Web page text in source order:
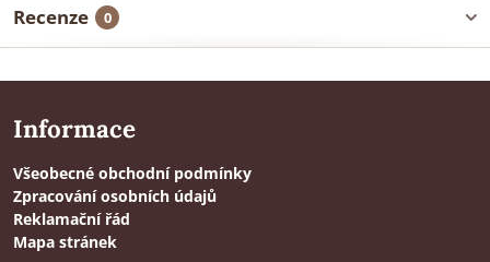
Recenze 0
Informace
Všeobecné obchodní podmínky
Zpracování osobních údajů
Reklamační řád
Mapa stránek